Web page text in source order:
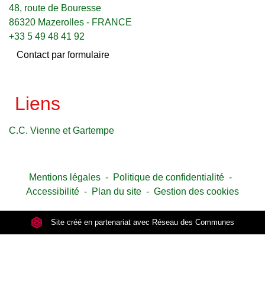
48, route de Bouresse
86320 Mazerolles - FRANCE
+33 5 49 48 41 92
Contact par formulaire
Liens
C.C. Vienne et Gartempe
Mentions légales - Politique de confidentialité -
Accessibilité - Plan du site - Gestion des cookies
Site créé en partenariat avec Réseau des Communes